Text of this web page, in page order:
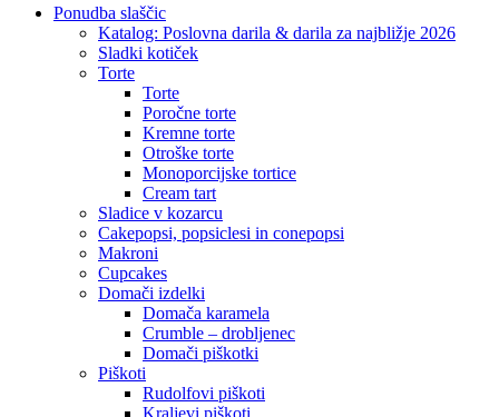
Close
Ponudba slaščic
Katalog: Poslovna darila & darila za najbližje 2026
Sladki kotiček
Torte
Torte
Poročne torte
Kremne torte
Otroške torte
Monoporcijske tortice
Cream tart
Sladice v kozarcu
Cakepopsi, popsiclesi in conepopsi
Makroni
Cupcakes
Domači izdelki
Domača karamela
Crumble – drobljenec
Domači piškotki
Piškoti
Rudolfovi piškoti
Kraljevi piškoti